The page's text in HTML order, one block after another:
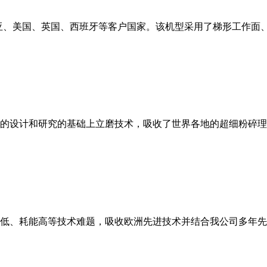
美国、英国、西班牙等客户国家。该机型采用了梯形工作
设计和研究的基础上立磨技术，吸收了世界各地的超细粉碎
、耗能高等技术难题，吸收欧洲先进技术并结合我公司多年